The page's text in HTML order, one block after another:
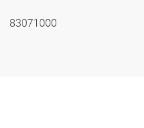
83071000